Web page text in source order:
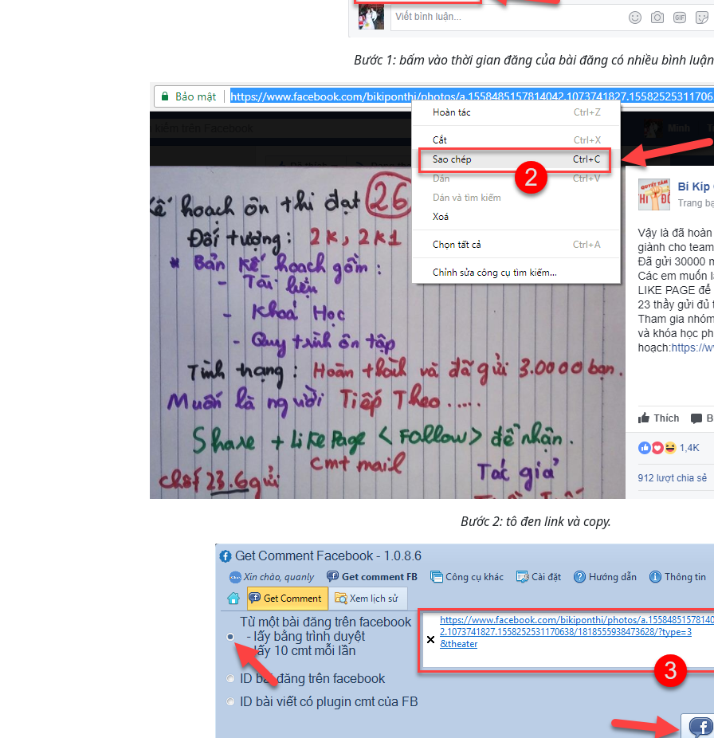
Bước 1: bấm vào thời gian đăng của bài đăng có nhiều bình
Bước 2: tô đen link và copy.